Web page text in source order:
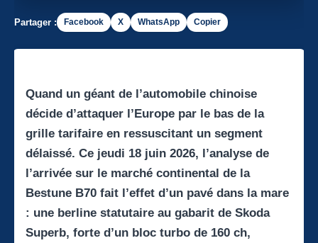
Partager : Facebook X WhatsApp Copier
Quand un géant de l’automobile chinoise
décide d’attaquer l’Europe par le bas de la
grille tarifaire en ressuscitant un segment
délaissé. Ce jeudi 18 juin 2026, l’analyse de
l’arrivée sur le marché continental de la
Bestune B70 fait l’effet d’un pavé dans la mare
: une berline statutaire au gabarit de Skoda
Superb, forte d’un bloc turbo de 160 ch,